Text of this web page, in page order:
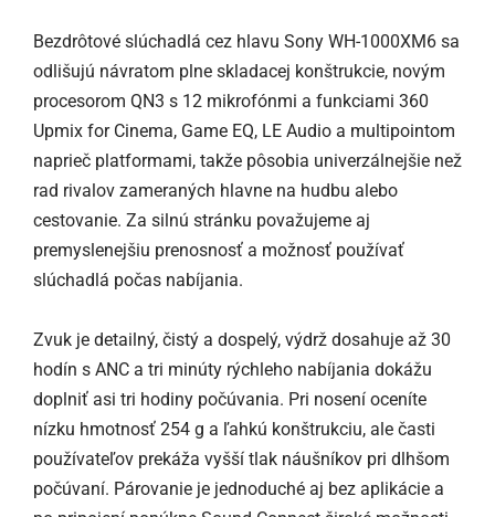
Bezdrôtové slúchadlá cez hlavu Sony WH-1000XM6 sa
odlišujú návratom plne skladacej konštrukcie, novým
procesorom QN3 s 12 mikrofónmi a funkciami 360
Upmix for Cinema, Game EQ, LE Audio a multipointom
naprieč platformami, takže pôsobia univerzálnejšie než
rad rivalov zameraných hlavne na hudbu alebo
cestovanie. Za silnú stránku považujeme aj
premyslenejšiu prenosnosť a možnosť používať
slúchadlá počas nabíjania.
Zvuk je detailný, čistý a dospelý, výdrž dosahuje až 30
hodín s ANC a tri minúty rýchleho nabíjania dokážu
doplniť asi tri hodiny počúvania. Pri nosení oceníte
nízku hmotnosť 254 g a ľahkú konštrukciu, ale časti
používateľov prekáža vyšší tlak náušníkov pri dlhšom
počúvaní. Párovanie je jednoduché aj bez aplikácie a